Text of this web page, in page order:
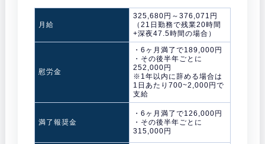
月給
325,680円～376,071円
（21日勤務で残業20時間
+深夜47.5時間の場合）
慰労金
・6ヶ月満了で189,000円
・その後半年ごとに
252,000円
※1年以内に辞める場合は
1日あたり700~2,000円で
支給
満了報奨金
・6ヶ月満了で126,000円
・その後半年ごとに
315,000円